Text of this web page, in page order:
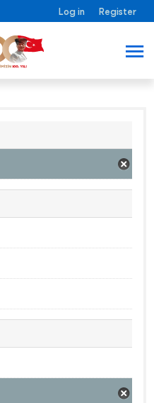
Log in Register